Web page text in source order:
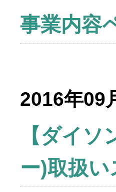
事業内容
2016年09
【ダイ
ー)取扱